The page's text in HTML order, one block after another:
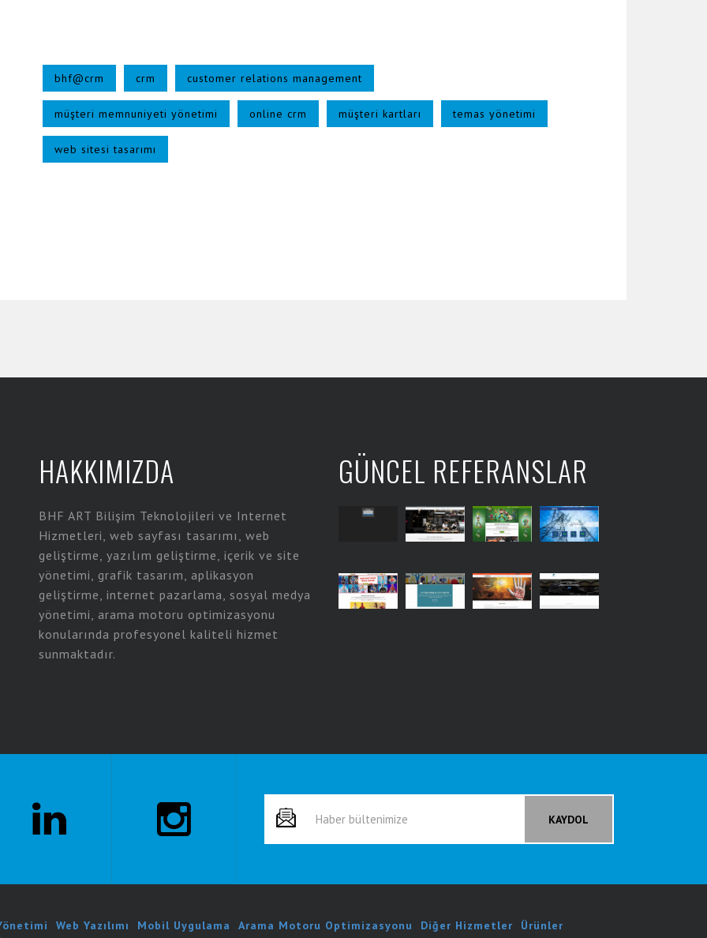
bhf@crm crm customer relations management
müşteri memnuniyeti yönetimi online crm müşteri kartları temas yönetimi
web sitesi tasarımı
HAKKIMIZDA
BHF ART Bilişim Teknolojileri ve Internet
Hizmetleri, web sayfası tasarımı, web
geliştirme, yazılım geliştirme, içerik ve site
yönetimi, grafik tasarım, aplikasyon
geliştirme, internet pazarlama, sosyal medya
yönetimi, arama motoru optimizasyonu
konularında profesyonel kaliteli hizmet
sunmaktadır.
GÜNCEL REFERANSLAR
Web Yazılımı Mobil Uygulama Arama Motoru Optimizasyonu Diğer Hizmetler Ürünler